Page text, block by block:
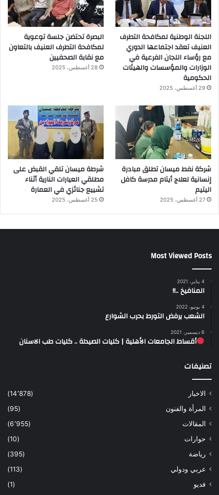
اللجنة الوطنية لمكافحة التطرف
العنيف تعقد اجتماعها الدوري
مع رؤساء اللجان الفرعية في
الوزارات والمؤسسات والهيئات
الحكومية
29 أغسطس، 2025
البصرة تحتضن جلسة توعوية
لمكافحة التطرف العنيف بالتعاون
مع نقابة الصحفيين
28 أغسطس، 2025
شركة نفط ميسان تطلق مبادرة
إنسانية لعلاج أيتام مدرسة كافل
اليتيم
27 أغسطس، 2025
شرطة ميسان تلقي القبض على
مطلقي العيارات النارية أثناء
تشييع جنائزي في العمارة
25 أغسطس، 2025
Most Viewed Posts
4 يناير، 2021
المنافيخ ..!!
4 يونيو، 2022
الشعب يرفض التورط بحرب الشوارع
6 ديسمبر، 2021
أقساط الجامعات الأهلية | كليات الصيدلة .. كليات طب الاسنان
تصنيفات
الاخبار
(14٬878)
المرأة والفنون
(95)
المقالات
(6٬955)
حوارات
(10)
رياضة
(395)
عربي ودولي
(113)
فديو
(1)